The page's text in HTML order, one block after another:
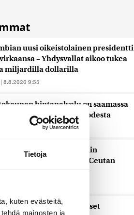
Tietoja
kuten evästeitä,
mainosten ja
uusi oikeistolainen presidentti
– Yhdysvallat aikoo tukea
miljardilla dollarilla
| 8.8.2026 9:55
hintapalvelu on saamassa
viimeistään alkuvuodesta
8.8.2026 9:30
somejättejä toimiin
suitsimiseksi Ceutan
jälkeen
aloittaa rajatarkastukset